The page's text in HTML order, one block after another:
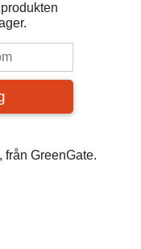
från GreenGate.